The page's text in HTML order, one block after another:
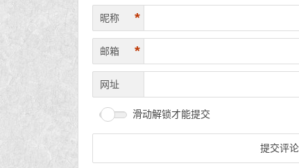
昵称 *
邮箱 *
网址
滑动解锁才能提交